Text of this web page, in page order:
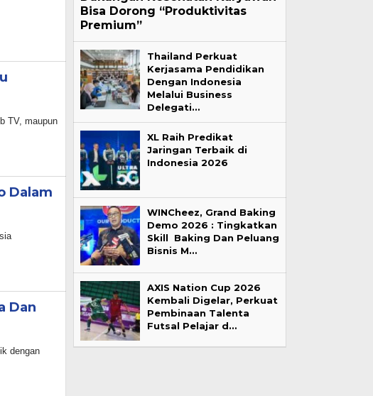
TV, maupun
Dalam
Dan
dengan
Bisa Dorong “Produktivitas
Premium”
Thailand Perkuat
Kerjasama Pendidikan
Dengan Indonesia
Melalui Business
Delegati…
XL Raih Predikat
Jaringan Terbaik di
Indonesia 2026
WINCheez, Grand Baking
Demo 2026 : Tingkatkan
Skill Baking Dan Peluang
Bisnis M…
AXIS Nation Cup 2026
Kembali Digelar, Perkuat
Pembinaan Talenta
Futsal Pelajar d…